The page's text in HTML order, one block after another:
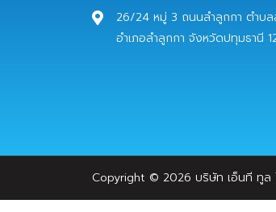
26/24 หมู่ 3 ถนนลำลูกกา ตำบล
อำเภอลำลูกกา จังหวัดปทุมธานี
Copyright © 2026 บริษัท เอ็นที ทูล